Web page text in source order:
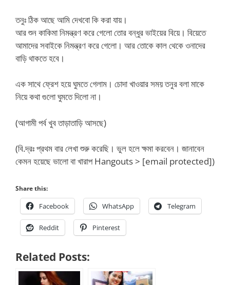
তনুঃ ঠিক আছে আমি দেখবো কি করা যায়।
আর শুন কাকিমা নিমন্ত্রণ করে গেলো তোর বন্ধুর ভাইয়ের বিয়ে। বিয়েতে
আমাদের সবাইকে নিমন্ত্রণ করে গেলো। আর তোকে কাল থেকে ওনাদের
বাড়ি থাকতে হবে।
এক সাথে ফ্রেশ হয়ে ঘুমতে গেলাম। চোদা খাওয়ার সময় তনুর বলা মাকে
নিয়ে কথা গুলো ঘুমতে দিলো না।
(আগামী পর্ব খুব তাড়াতাড়ি আসছে)
(বি.দ্রঃ প্রথম বার লেখা শুরু করেছি। ভুল হলে ক্ষমা করবেন। জানাবেন
কেমন হয়েছে ভালো বা খারাপ Hangouts > [email protected])
Share this:
Facebook WhatsApp Telegram
Reddit Pinterest
Related Posts: